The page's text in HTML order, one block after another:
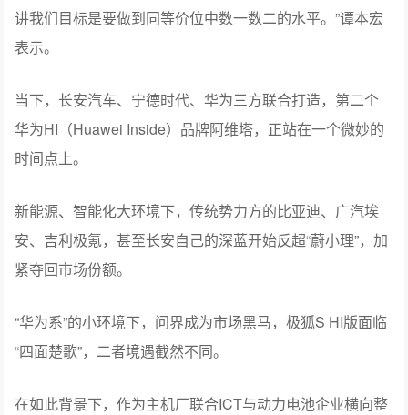
讲我们目标是要做到同等价位中数一数二的水平。”谭本宏
表示。
当下，长安汽车、宁德时代、华为三方联合打造，第二个
华为HI（Huawei Inside）品牌阿维塔，正站在一个微妙的
时间点上。
新能源、智能化大环境下，传统势力方的比亚迪、广汽埃
安、吉利极氪，甚至长安自己的深蓝开始反超“蔚小理”，加
紧夺回市场份额。
“华为系”的小环境下，问界成为市场黑马，极狐S HI版面临
“四面楚歌”，二者境遇截然不同。
在如此背景下，作为主机厂联合ICT与动力电池企业横向整